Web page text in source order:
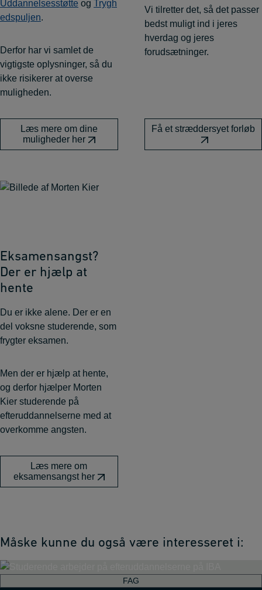
Uddannelsesstøtte og Trygh
edspuljen.
Derfor har vi samlet de
vigtigste oplysninger, så du
ikke risikerer at overse
muligheden.
Læs mere om dine
muligheder her
Vi tilretter det, så det passer
bedst muligt ind i jeres
hverdag og jeres
forudsætninger.
Få et stræddersyet forløb
Eksamensangst?
Der er hjælp at
hente
Du er ikke alene. Der er en
del voksne studerende, som
frygter eksamen.
Men der er hjælp at hente,
og derfor hjælper Morten
Kier studerende på
efteruddannelserne med at
overkomme angsten.
Læs mere om
eksamensangst her
Måske kunne du også være interesseret i:
FAG